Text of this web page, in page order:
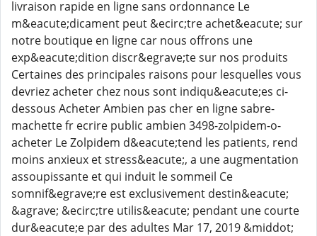
livraison rapide en ligne sans ordonnance Le
m&eacute;dicament peut &ecirc;tre achet&eacute; sur
notre boutique en ligne car nous offrons une
exp&eacute;dition discr&egrave;te sur nos produits
Certaines des principales raisons pour lesquelles vous
devriez acheter chez nous sont indiqu&eacute;es ci-
dessous Acheter Ambien pas cher en ligne sabre-
machette fr ecrire public ambien 3498-zolpidem-o-
acheter Le Zolpidem d&eacute;tend les patients, rend
moins anxieux et stress&eacute;, a une augmentation
assoupissante et qui induit le sommeil Ce
somnif&egrave;re est exclusivement destin&eacute;
&agrave; &ecirc;tre utilis&eacute; pendant une courte
dur&eacute;e par des adultes Mar 17, 2019 &middot;